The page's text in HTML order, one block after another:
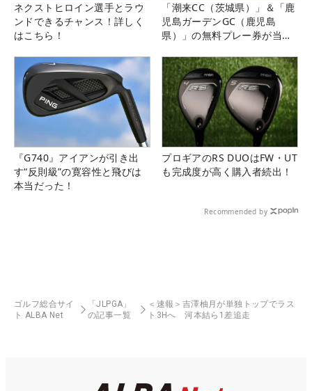
ネクストヒロイン選手とラウ
ンドできるチャンス！詳しく
はこちら！
「潮来CC（茨城県）」＆「鹿
児島ガーデンGC（鹿児島
県）」の無料プレー券が当た
『G740』アイアンが引き出
す“反則級”の寛容性と飛びは
本当だった！
プロギアのRS DUOはFW・UT
も完成度が高く購入者続出！
Recommended by
ゴルフ総合サイ
ト ALBA Net
「JLPGA」
の記事一覧
＜速報＞吉澤柚月が単独トップでラス
ト3Hへ 河本結ら1差追走